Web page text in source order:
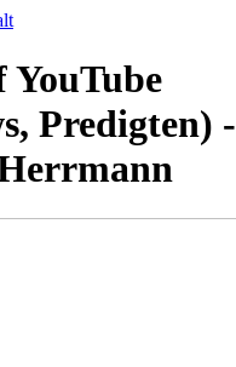
YouTube
Predigten) -